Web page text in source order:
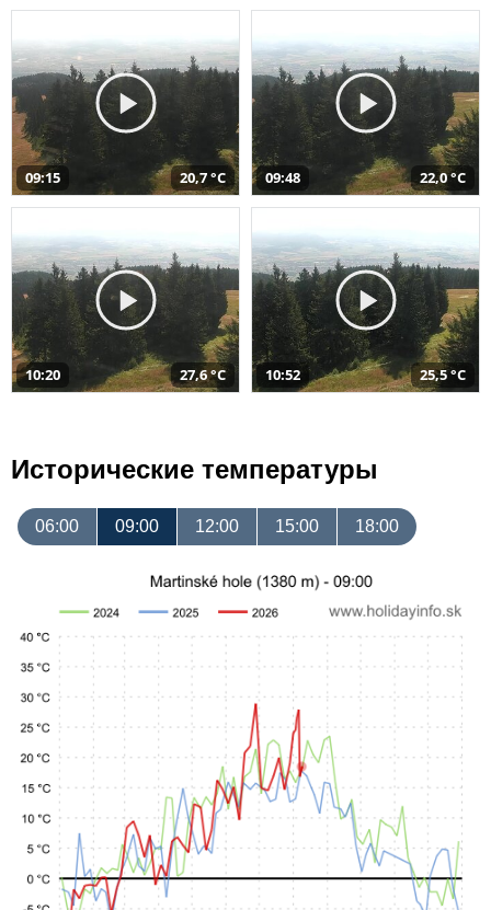
09:15 20,7 °C 09:48 22,0 °C
10:20 27,6 °C 10:52 25,5 °C
Исторические температуры
06:00 09:00 12:00 15:00 18:00